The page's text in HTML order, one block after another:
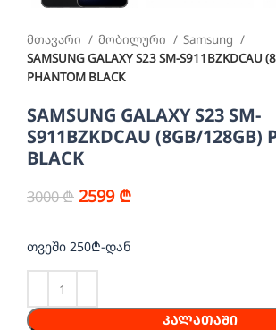
მთავარი მობილური
Samsung
SAMSUNG GALAXY S23 SM-S911BZKDCAU
PHANTOM BLACK
SAMSUNG GALAXY S23 SM-
S911BZKDCAU (8GB/128GB)
BLACK
3000₾ 2599 ₾
თვეში 250₾-დან
ᲙᲐᲚᲐᲗᲐᲨᲘ